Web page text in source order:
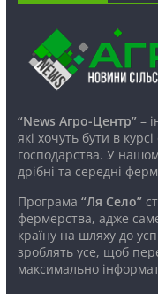
“News Агро-Центр”–
які хочуть бути в
господарства. У
дрібні та середні
Програма “Ля Село”
фермерства, адже
країну на шляху до
зроблять усе, щоб
максимально